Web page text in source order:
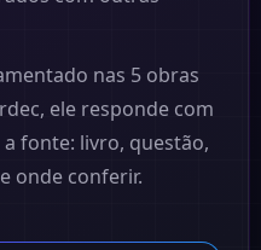
nas 5 obras
ele responde com
fonte: livro, questão,
onde conferir.